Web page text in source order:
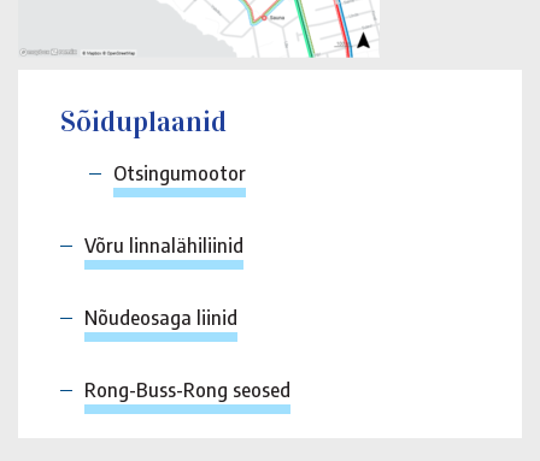
Sõiduplaanid
Otsingumootor
Võru linnalähiliinid
Nõudeosaga liinid
Rong-Buss-Rong seosed